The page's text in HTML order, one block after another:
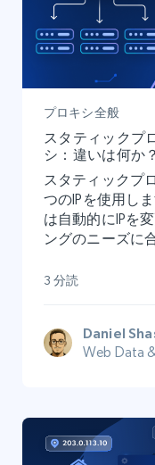
プロキシ全般
スタティックプ
シ：違いは何か
スタティックプ
つのIPを使用し
は自動的にIPを
ングのニーズに
3 分読
Daniel
Web Data